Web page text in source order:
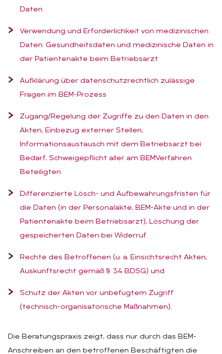
Daten
Verwendung und Erforderlichkeit von medizinischen
Daten: Gesundheitsdaten und medizinische Daten in
der Patientenakte beim Betriebsarzt
Aufklärung über datenschutzrechtlich zulässige
Fragen im BEM-Prozess
Zugang/Regelung der Zugriffe zu den Daten in den
Akten, Einbezug externer Stellen,
Informationsaustausch mit dem Betriebsarzt bei
Bedarf, Schweigepflicht aller am BEMVerfahren
Beteiligten
Differenzierte Lösch- und Aufbewahrungsfristen für
die Daten (in der Personalakte, BEM-Akte und in der
Patientenakte beim Betriebsarzt), Löschung der
gespeicherten Daten bei Widerruf
Rechte des Betroffenen (u. a. Einsichtsrecht Akten,
Auskunftsrecht gemäß § 34 BDSG) und
Schutz der Akten vor unbefugtem Zugriff
(technisch-organisatorische Maßnahmen).
Die Beratungspraxis zeigt, dass nur durch das BEM-
Anschreiben an den betroffenen Beschäftigten die